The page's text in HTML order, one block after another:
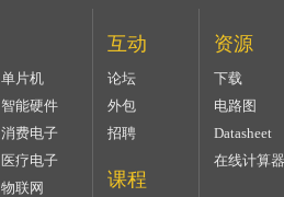
单片机
智能硬件
消费电子
医疗电子
物联网
互动
论坛
外包
招聘
课程
资源
下载
电路图
Datasheet
在线计算器